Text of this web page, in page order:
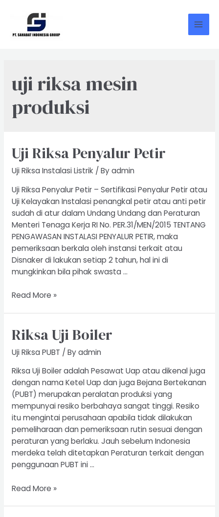
content
uji riksa mesin
produksi
Uji Riksa Penyalur Petir
Uji Riksa Instalasi Listrik / Byadmin
Uji Riksa Penyalur Petir – Sertifikasi Penyalur Petir atau
Uji Kelayakan Instalasi penangkal petir atau anti petir
sudah di atur dalam Undang Undang dan Peraturan
Menteri Tenaga Kerja RI No. PER.31/MEN/2015 TENTANG
PENGAWASAN INSTALASI PENYALUR PETIR, maka
pemeriksaan berkala oleh instansi terkait atau
Disnaker di lakukan setiap 2 tahun, hal ini di
mungkinkan bila pihak swasta …
Uji
Petir
Read More »
Riksa Uji Boiler
Uji Riksa PUBT / Byadmin
Riksa Uji Boiler adalah Pesawat Uap atau dikenal juga
dengan nama Ketel Uap dan juga Bejana Bertekanan
(PUBT) merupakan peralatan produksi yang
mempunyai resiko berbahaya sangat tinggi. Resiko
itu mengintai perusahaan apabila tidak dilakukan
pemeliharaan dan pemeriksaan rutin sesuai dengan
peraturan yang berlaku. Jauh sebelum Indonesia
merdeka telah ditetapkan Peraturan terkait dengan
penggunaan PUBT ini …
Riksa
Read More »